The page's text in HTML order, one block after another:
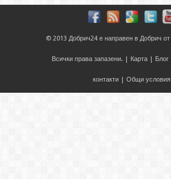
© 2013 Добрич24 е направен в Добрич от
Всички права запазени. | Карта Блог
контакти Общи условия